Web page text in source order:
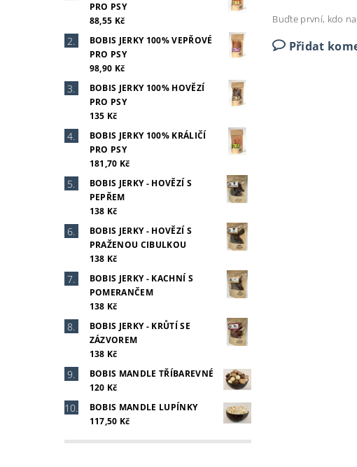
PRO PSY
88,55 Kč
BOBIS JERKY 100% VEPŘOVÉ
PRO PSY
98,90 Kč
BOBIS JERKY 100% HOVĚZÍ
PRO PSY
135 Kč
BOBIS JERKY 100% KRÁLIČÍ
PRO PSY
181,70 Kč
BOBIS JERKY - HOVĚZÍ S
PEPŘEM
138 Kč
BOBIS JERKY - HOVĚZÍ S
PRAŽENOU CIBULKOU
138 Kč
BOBIS JERKY - KACHNÍ S
POMERANČEM
138 Kč
BOBIS JERKY - KRŮTÍ SE
ZÁZVOREM
138 Kč
BOBIS MANDLE TŘÍBAREVNÉ
120 Kč
BOBIS MANDLE LUPÍNKY
117,50 Kč
Buďte první, kdo
Přidat